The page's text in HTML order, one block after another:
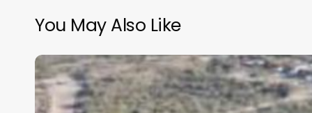
You May Also Like
La
batalla
por